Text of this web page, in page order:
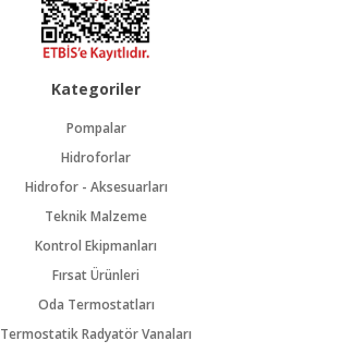
Kategoriler
Pompalar
Hidroforlar
Hidrofor - Aksesuarları
Teknik Malzeme
Kontrol Ekipmanları
Fırsat Ürünleri
Oda Termostatları
Termostatik Radyatör Vanaları